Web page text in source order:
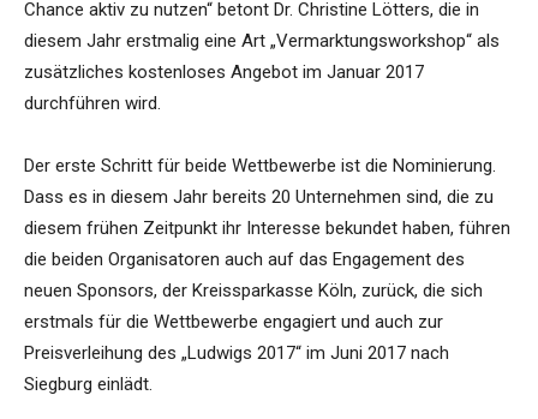
Chance aktiv zu nutzen“ betont Dr. Christine Lötters, die in
diesem Jahr erstmalig eine Art „Vermarktungsworkshop“ als
zusätzliches kostenloses Angebot im Januar 2017
durchführen wird.
Der erste Schritt für beide Wettbewerbe ist die Nominierung.
Dass es in diesem Jahr bereits 20 Unternehmen sind, die zu
diesem frühen Zeitpunkt ihr Interesse bekundet haben, führen
die beiden Organisatoren auch auf das Engagement des
neuen Sponsors, der Kreissparkasse Köln, zurück, die sich
erstmals für die Wettbewerbe engagiert und auch zur
Preisverleihung des „Ludwigs 2017“ im Juni 2017 nach
Siegburg einlädt.